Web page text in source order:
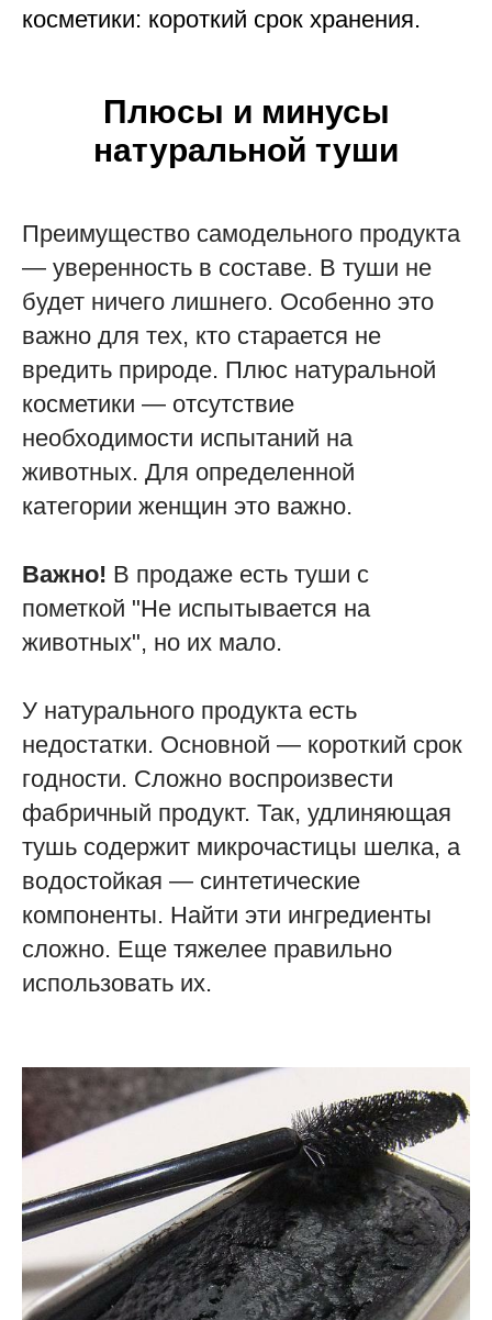
косметики: короткий срок хранения.
Плюсы и минусы
натуральной туши
Преимущество самодельного продукта
— уверенность в составе. В туши не
будет ничего лишнего. Особенно это
важно для тех, кто старается не
вредить природе. Плюс натуральной
косметики — отсутствие
необходимости испытаний на
животных. Для определенной
категории женщин это важно.
Важно! В продаже есть туши с
пометкой "Не испытывается на
животных", но их мало.
У натурального продукта есть
недостатки. Основной — короткий срок
годности. Сложно воспроизвести
фабричный продукт. Так, удлиняющая
тушь содержит микрочастицы шелка, а
водостойкая — синтетические
компоненты. Найти эти ингредиенты
сложно. Еще тяжелее правильно
использовать их.